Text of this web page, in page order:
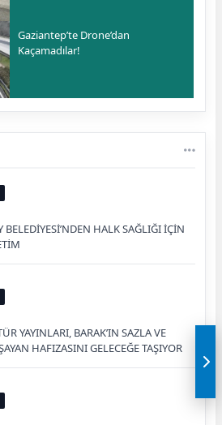
Gaziantep’te Drone’dan
Kaçamadılar!
BELEDİYESİ’NDEN HALK SAĞLIĞI İÇİN
YAYINLARI, BARAK’IN SAZLA VE
HAFIZASINI GELECEĞE TAŞIYOR